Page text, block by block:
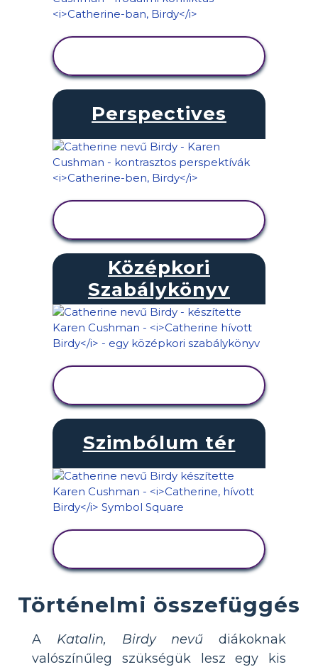
Perspectives
Középkori
Szabálykönyv
Szimbólum tér
Történelmi összefüggés
A Katalin, Birdy nevű diákoknak
valószínűleg szükségük lesz egy kis